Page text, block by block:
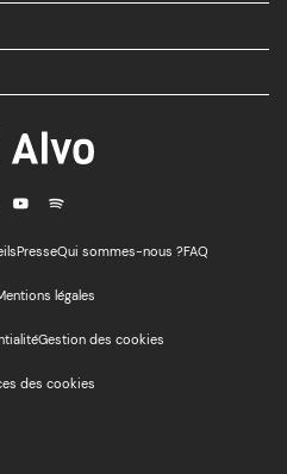
y M
PresseQui sommes-nous ?FAQ
légales
Gestion des cookies
des cookies